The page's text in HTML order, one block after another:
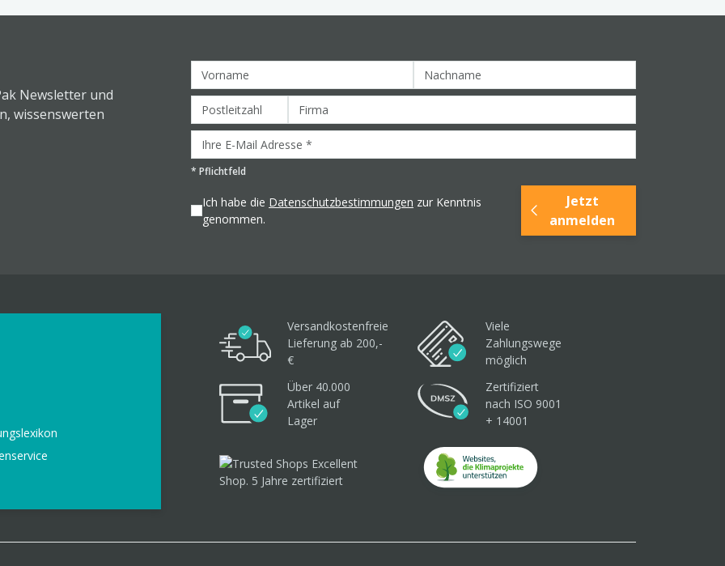
Newsletter und
wissenswerten
* Pflichtfeld
Ich habe die Datenschutzbestimmungen zur Kenntnis
genommen.
Jetzt
anmelden
Versandkostenfreie
Lieferung ab 200,-
€
Viele
Zahlungswege
möglich
Über 40.000
Artikel auf
Lager
Zertifiziert
nach ISO 9001
+ 14001